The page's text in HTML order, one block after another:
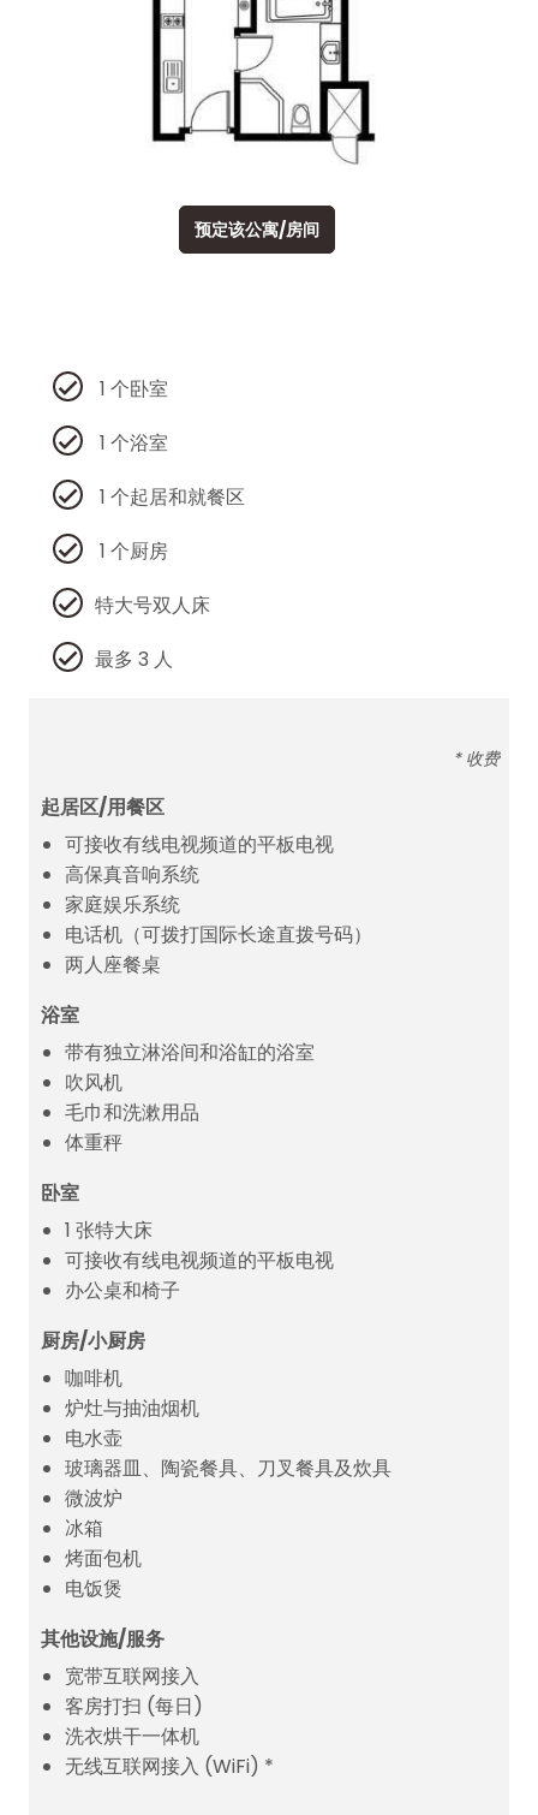
预定该公寓/房间
1 个卧室
1 个浴室
1 个起居和就餐区
1 个厨房
特大号双人床
最多 3 人
* 收费
起居区/用餐区
可接收有线电视频道的平板电视
高保真音响系统
家庭娱乐系统
电话机（可拨打国际长途直拨号码）
两人座餐桌
浴室
带有独立淋浴间和浴缸的浴室
吹风机
毛巾和洗漱用品
体重秤
卧室
1 张特大床
可接收有线电视频道的平板电视
办公桌和椅子
厨房/小厨房
咖啡机
炉灶与抽油烟机
电水壶
玻璃器皿、陶瓷餐具、刀叉餐具及炊具
微波炉
冰箱
烤面包机
电饭煲
其他设施/服务
宽带互联网接入
客房打扫 (每日)
洗衣烘干一体机
无线互联网接入 (WiFi) *